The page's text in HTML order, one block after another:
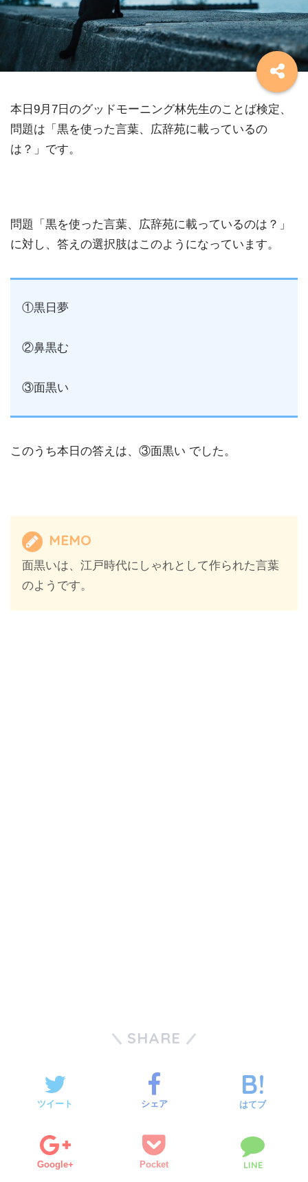
本日9月7日のグッドモーニング林先生のことば検定、
問題は「黒を使った言葉、広辞苑に載っているの
は？」です。
問題「黒を使った言葉、広辞苑に載っているのは？」
に対し、答えの選択肢はこのようになっています。
①黒日夢
②鼻黒む
③面黒い
このうち本日の答えは、③面黒い でした。
MEMO
面黒いは、江戸時代にしゃれとして作られた言葉
のようです。
SHARE
ツイート シェア はてブ
Google+ Pocket LINE